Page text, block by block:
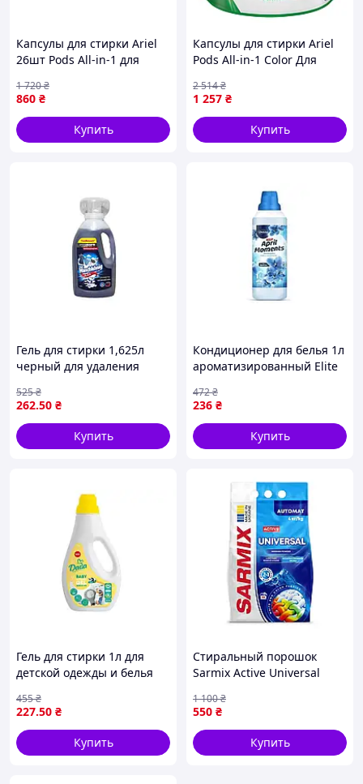
Капсулы для стирки Ariel
26шт Pods All-in-1 для
экстрасилы
универсальные для белого
и цветного белья
860 ₴
1 720₴
Купить
Капсулы для стирки Ariel
Pods All-in-1 Color Для
(8700216764544) z
1 257 ₴
2 514₴
Купить
Гель для стирки 1,625л
черный для удаления
тканей
262.50 ₴
525₴
Купить
Кондиционер для белья 1л
ароматизированный Elite
мягкости и свежести
одежды
236 ₴
472₴
Купить
Гель для стирки 1л для
детской одежды и белья
удаления пятен
227.50 ₴
455₴
Купить
Стиральный порошок
Sarmix Active Universal
4 кг
550 ₴
1 100₴
Купить